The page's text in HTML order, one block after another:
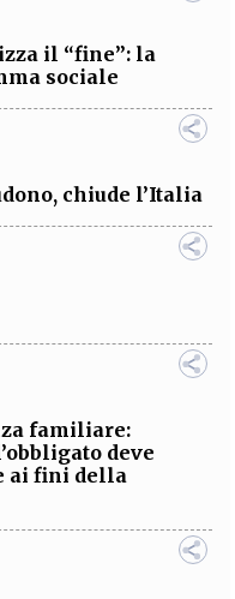
il “fine”: la
sociale
chiude l’Italia
familiare:
deve
ai fini della